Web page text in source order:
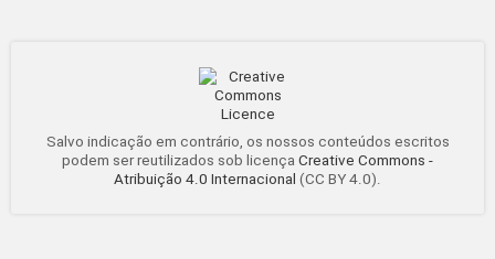
Salvo indicação em contrário, os nossos conteúdos escritos
podem ser reutilizados sob licença Creative Commons -
Atribuição 4.0 Internacional (CC BY 4.0).